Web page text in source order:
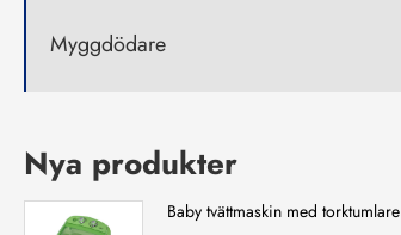
Myggdödare
Nya produkter
Baby tvättmaskin med torktumlare